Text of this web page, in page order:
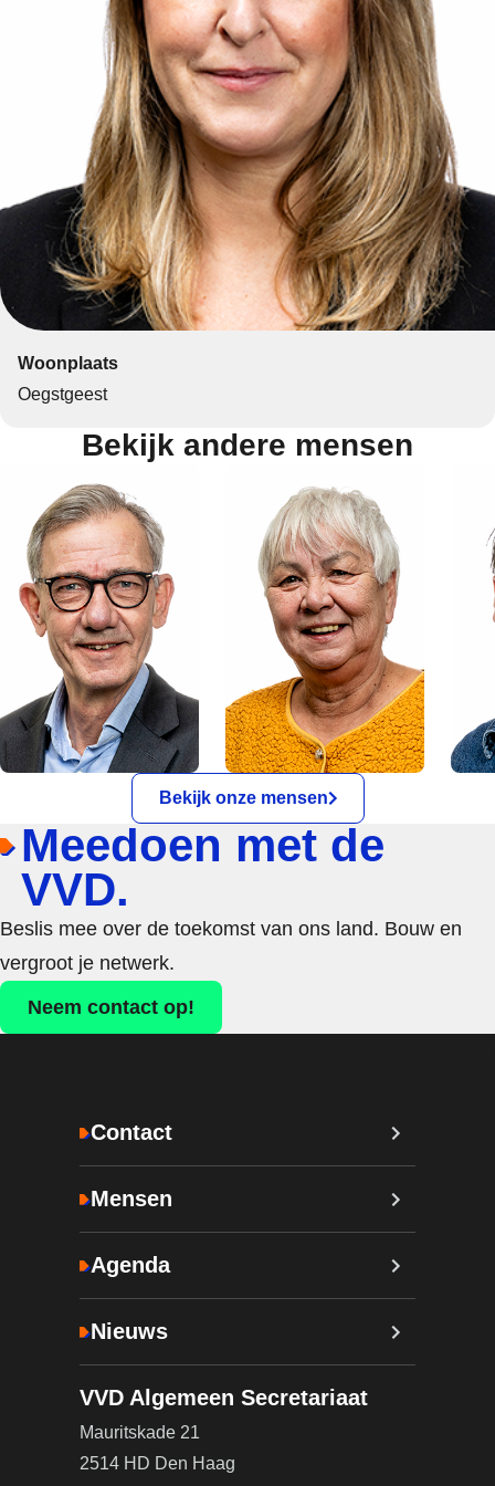
Woonplaats
Oegstgeest
Bekijk andere mensen
Bekijk onze mensen
Meedoen met de
VVD.
Beslis mee over de toekomst van ons land. Bouw en
vergroot je netwerk.
Neem contact op!
Contact
Mensen
Agenda
Nieuws
VVD Algemeen Secretariaat
Mauritskade 21
2514 HD Den Haag